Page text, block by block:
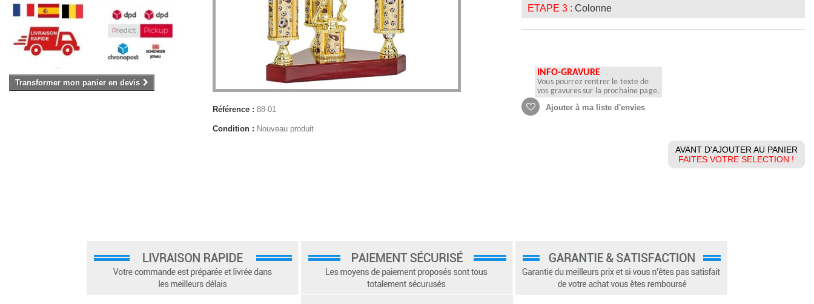
Transformer mon panier en devis
Référence : 88-01
Condition : Nouveau produit
ETAPE 3 : Colonne
INFO-GRAVURE
Vous pourrez rentrer le texte de
vos gravures sur la prochaine page.
Ajouter à ma liste d'envies
AVANT D'AJOUTER AU PANIER
FAITES VOTRE SELECTION !